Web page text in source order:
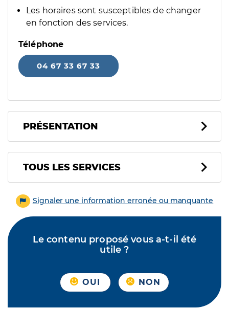
Les horaires sont susceptibles de changer
en fonction des services.
Téléphone
04 67 33 67 33
PRÉSENTATION
Tous les services
TOUS LES SERVICES
Signaler une information erronée ou manquante
Le contenu proposé vous a-t-il été
utile ?
OUI NON